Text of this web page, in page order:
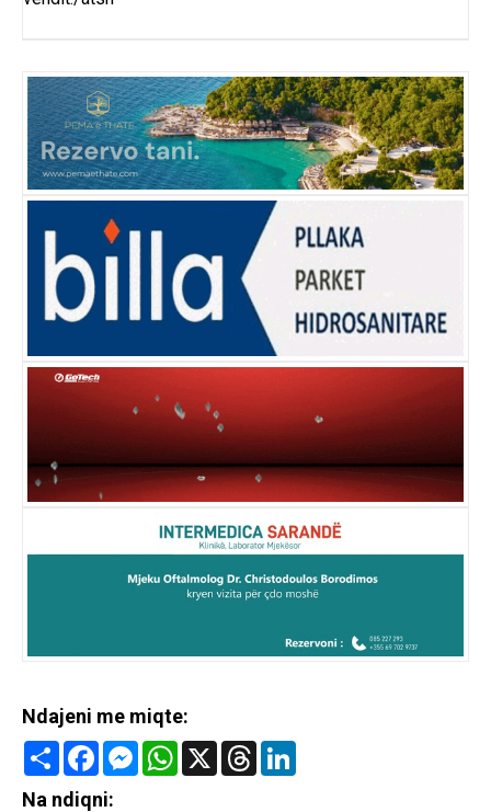
Ndajeni me miqte:
Share FacebookMessenger
WhatsApp
X Threads
Na ndiqni: